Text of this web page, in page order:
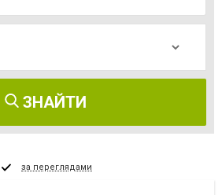
ЗНАЙТИ
за переглядами